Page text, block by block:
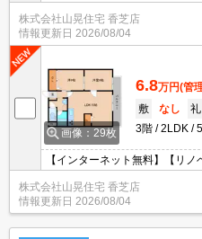
件ですよ！！エアコン２台・シ
す！！コンビニも徒歩圏内で買
お部屋ですよ！！
株式会社山晃住宅 香芝店
情報更新日 2026/08/04
画像：29枚
6.8万円(管
敷
なし 礼
3階
2LDK
【インターネット無料】【リノ
っても便利♪♪ウォシュレット
等、快適設備が満載です♪15帖
利ですよ！！
株式会社山晃住宅 香芝店
情報更新日 2026/08/04